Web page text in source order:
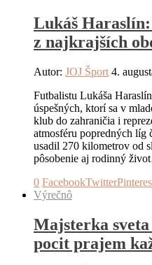
Lukáš
z najkrajších
Autor: JOJ Šport 4.
Futbalistu Lukáša
úspešných, ktorí sa v
klub do zahraničia i
atmosféru popredných líg
usadil 270 kilometrov od
pôsobenie aj rodinný
0 FacebookTwitter
Výrečnô
Majsterka
pocit prajem